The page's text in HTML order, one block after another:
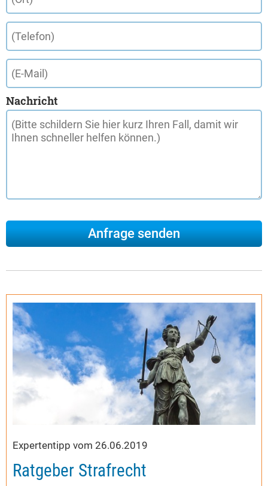
Nachricht
Expertentipp vom 26.06.2019
Ratgeber Strafrecht